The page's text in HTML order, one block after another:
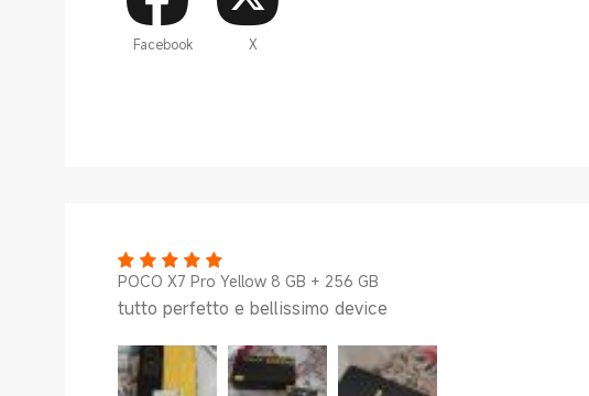
Facebook X
POCO X7 Pro Yellow 8 GB + 256 GB
tutto perfetto e bellissimo device